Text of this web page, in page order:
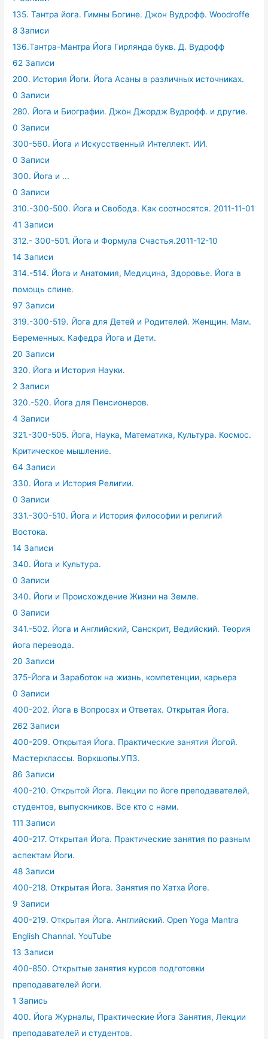
135. Тантра йога. Гимны Богине. Джон Вудрофф. Woodroffe
8 Записи
136.Тантра-Мантра Йога Гирлянда букв. Д. Вудрофф
62 Записи
200. История Йоги. Йога Асаны в различных источниках.
0 Записи
280. Йога и Биографии. Джон Джордж Вудрофф. и другие.
0 Записи
300-560. Йога и Искусственный Интеллект. ИИ.
0 Записи
300. Йога и ...
0 Записи
310.-300-500. Йога и Свобода. Как соотносятся. 2011-11-01
41 Записи
312.- 300-501. Йога и Формула Счастья.2011-12-10
14 Записи
314.-514. Йога и Анатомия, Медицина, Здоровье. Йога в
помощь спине.
97 Записи
319.-300-519. Йога для Детей и Родителей. Женщин. Мам.
Беременных. Кафедра Йога и Дети.
20 Записи
320. Йога и История Науки.
2 Записи
320.-520. Йога для Пенсионеров.
4 Записи
321.-300-505. Йога, Наука, Математика, Культура. Космос.
Критическое мышление.
64 Записи
330. Йога и История Религии.
0 Записи
331.-300-510. Йога и История философии и религий
Востока.
14 Записи
340. Йога и Культура.
0 Записи
340. Йоги и Происхождение Жизни на Земле.
0 Записи
341.-502. Йога и Английский, Санскрит, Ведийский. Теория
йога перевода.
20 Записи
375-Йога и Заработок на жизнь, компетенции, карьера
0 Записи
400-202. Йога в Вопросах и Ответах. Открытая Йога.
262 Записи
400-209. Открытая Йога. Практические занятия Йогой.
Мастерклассы. Воркшопы.УПЗ.
86 Записи
400-210. Открытой Йога. Лекции по йоге преподавателей,
студентов, выпускников. Все кто с нами.
111 Записи
400-217. Открытая Йога. Практические занятия по разным
аспектам Йоги.
48 Записи
400-218. Открытая Йога. Занятия по Хатха Йоге.
9 Записи
400-219. Открытая Йога. Английский. Open Yoga Mantra
English Channal. YouTube
13 Записи
400-850. Открытые занятия курсов подготовки
преподавателей йоги.
1 Запись
400. Йога Журналы, Практические Йога Занятия, Лекции
преподавателей и студентов.